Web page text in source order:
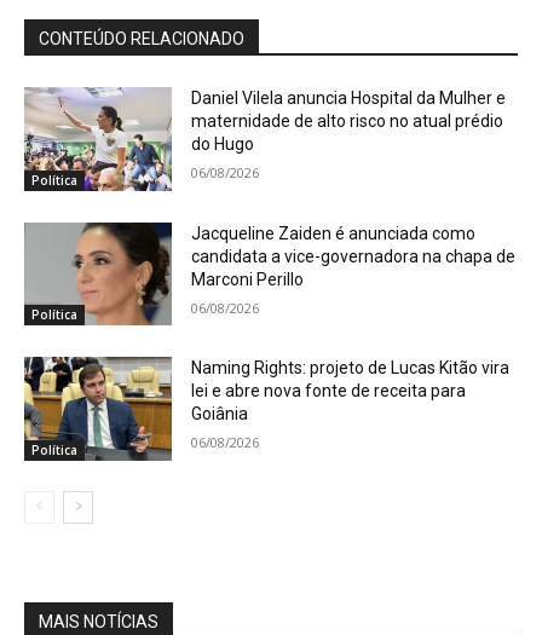
CONTEÚDO RELACIONADO
Política
Daniel Vilela anuncia Hospital da Mulher e
maternidade de alto risco no atual prédio
do Hugo
06/08/2026
Política
Jacqueline Zaiden é anunciada como
candidata a vice-governadora na chapa de
Marconi Perillo
06/08/2026
Política
Naming Rights: projeto de Lucas Kitão vira
lei e abre nova fonte de receita para
Goiânia
06/08/2026
MAIS NOTÍCIAS